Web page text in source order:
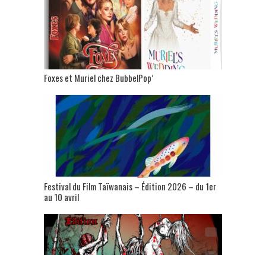
Foxes et Muriel chez BubbelPop’
Festival du Film Taïwanais – Édition 2026 – du 1er
au 10 avril